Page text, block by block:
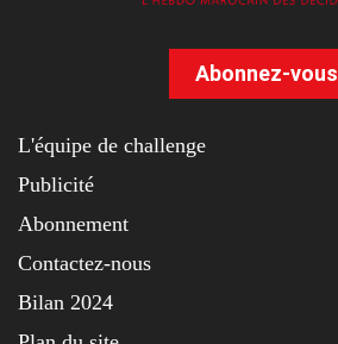
Abonnez-vous
L'équipe de challenge
Publicité
Abonnement
Contactez-nous
Bilan 2024